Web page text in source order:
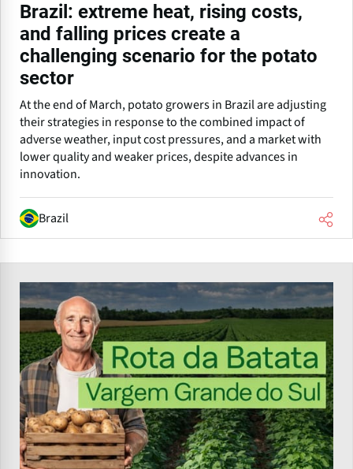
Brazil: extreme heat, rising costs,
and falling prices create a
challenging scenario for the potato
sector
At the end of March, potato growers in Brazil are adjusting
their strategies in response to the combined impact of
adverse weather, input cost pressures, and a market with
lower quality and weaker prices, despite advances in
innovation.
Brazil